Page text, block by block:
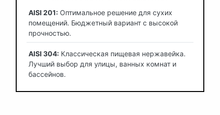
AISI 201: Оптимальное решение для сухих
помещений. Бюджетный вариант с высокой
прочностью.
AISI 304: Классическая пищевая нержавейка.
Лучший выбор для улицы, ванных комнат и
бассейнов.